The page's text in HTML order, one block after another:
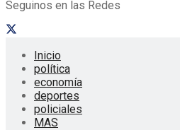
Seguinos en las Redes
Inicio
política
economía
deportes
policiales
MAS